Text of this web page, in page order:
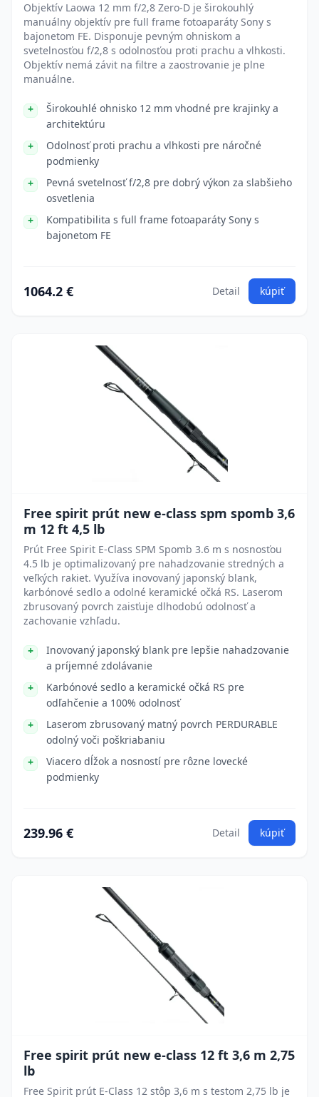
Objektív Laowa 12 mm f/2,8 Zero-D je širokouhlý
manuálny objektív pre full frame fotoaparáty Sony s
bajonetom FE. Disponuje pevným ohniskom a
svetelnosťou f/2,8 s odolnosťou proti prachu a vlhkosti.
Objektív nemá závit na filtre a zaostrovanie je plne
manuálne.
Širokouhlé ohnisko 12 mm vhodné pre krajinky a
architektúru
Odolnosť proti prachu a vlhkosti pre náročné
podmienky
Pevná svetelnosť f/2,8 pre dobrý výkon za slabšieho
osvetlenia
Kompatibilita s full frame fotoaparáty Sony s
bajonetom FE
1064.2 € Detail kúpiť
Free spirit prút new e-class spm spomb 3,6
m 12 ft 4,5 lb
Prút Free Spirit E-Class SPM Spomb 3.6 m s nosnosťou
4.5 lb je optimalizovaný pre nahadzovanie stredných a
veľkých rakiet. Využíva inovovaný japonský blank,
karbónové sedlo a odolné keramické očká RS. Laserom
zbrusovaný povrch zaisťuje dlhodobú odolnosť a
zachovanie vzhľadu.
Inovovaný japonský blank pre lepšie nahadzovanie
a príjemné zdolávanie
Karbónové sedlo a keramické očká RS pre
odľahčenie a 100% odolnosť
Laserom zbrusovaný matný povrch PERDURABLE
odolný voči poškriabaniu
Viacero dĺžok a nosností pre rôzne lovecké
podmienky
239.96 € Detail kúpiť
Free spirit prút new e-class 12 ft 3,6 m 2,75
lb
Free Spirit prút E-Class 12 stôp 3,6 m s testom 2,75 lb je